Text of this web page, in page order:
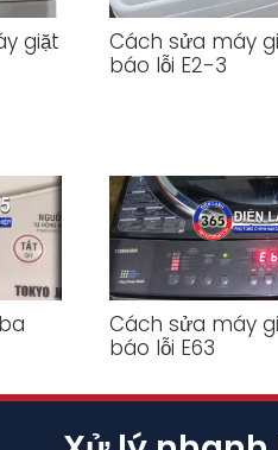
giặt
Cách sửa máy
báo lỗi E2-3
Cách sửa máy
báo lỗi E63